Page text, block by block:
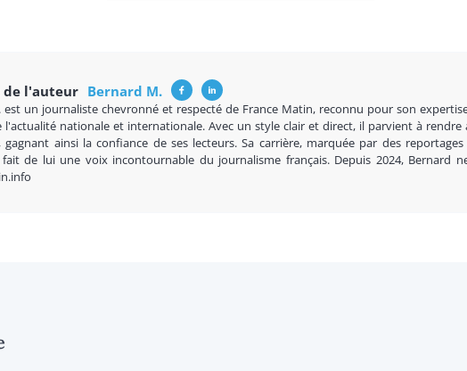
de l'auteur Bernard M.
est un journaliste chevronné et respecté de France Matin, reconnu pour son
l'actualité nationale et internationale. Avec un style clair et direct, il parvient à rendre
gagnant ainsi la confiance de ses lecteurs. Sa carrière, marquée par des
fait de lui une voix incontournable du journalisme français. Depuis 2024, Bernard